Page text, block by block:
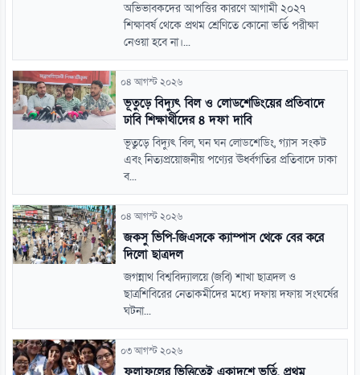
অভিভাবকদের আপত্তির কারণে আগামী ২০২৭
শিক্ষাবর্ষ থেকে প্রথম শ্রেণিতে কোনো ভর্তি পরীক্ষা
নেওয়া হবে না।...
০৪ আগস্ট ২০২৬
ভূতুড়ে বিদ্যুৎ বিল ও লোডশেডিংয়ের প্রতিবাদে
ঢাবি শিক্ষার্থীদের ৪ দফা দাবি
ভূতুড়ে বিদ্যুৎ বিল, ঘন ঘন লোডশেডিং, গ্যাস সংকট
এবং নিত্যপ্রয়োজনীয় পণ্যের ঊর্ধ্বগতির প্রতিবাদে ঢাকা
ব...
০৪ আগস্ট ২০২৬
জকসু ভিপি-জিএসকে ক্যাম্পাস থেকে বের করে
দিলো ছাত্রদল
জগন্নাথ বিশ্ববিদ্যালয়ে (জবি) শাখা ছাত্রদল ও
ছাত্রশিবিরের নেতাকর্মীদের মধ্যে দফায় দফায় সংঘর্ষের
ঘটনা...
০৩ আগস্ট ২০২৬
ফলাফলের ভিত্তিতেই একাদশে ভর্তি, প্রথম